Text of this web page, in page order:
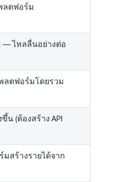
ลตฟอร์ม
— ไหลลื่นอย่างต่อ
ลตฟอร์มโดยรวม
น (ต้องสร้าง API
สร้างรายได้จาก